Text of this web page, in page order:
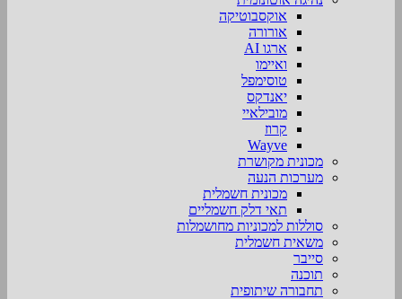
אוקסבוטיקה
אורורה
ארגו AI
ואיימו
טוסימפל
יאנדקס
מובילאיי
קרוז
Wayve
מכונית מקושרת
מערכות הנעה
מכונית חשמלית
תאי דלק חשמליים
סוללות למכוניות מחושמלות
משאית חשמלית
סייבר
תוכנה
תחבורה שיתופית